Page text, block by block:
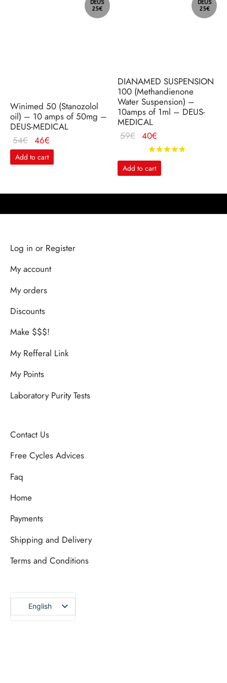
DEUS
25€
Winimed 50 (Stanozolol
oil) – 10 amps of 50mg –
DEUS-MEDICAL
54€ Le
prix
initial
54€.
46€
prix
actuel
46€.
Add to cart
DEUS
25€
DIANAMED SUSPENSION
100 (Methandienone
Water Suspension) –
10amps of 1ml – DEUS-
MEDICAL
59€ Le
prix
initial
était :
40€
prix
actuel
est :
Add to cart
Log in or Register
My account
My orders
Discounts
Make $$$!
My Refferal Link
My Points
Laboratory Purity Tests
Contact Us
Free Cycles Advices
Faq
Home
Payments
Shipping and Delivery
Terms and Conditions
English